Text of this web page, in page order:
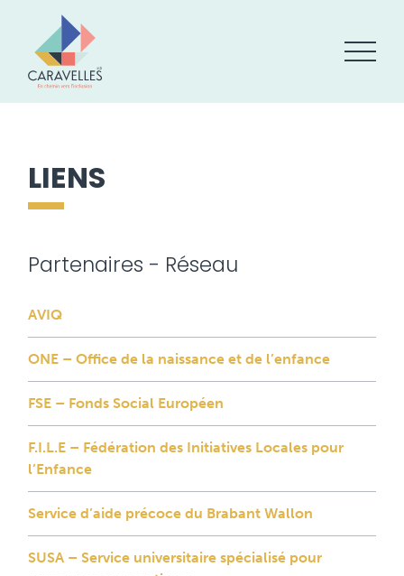
LIENS
Partenaires - Réseau
AVIQ
ONE – Office de la naissance et de l’enfance
FSE – Fonds Social Européen
F.I.L.E – Fédération des Initiatives Locales pour
l’Enfance
Service d’aide précoce du Brabant Wallon
SUSA – Service universitaire spécialisé pour